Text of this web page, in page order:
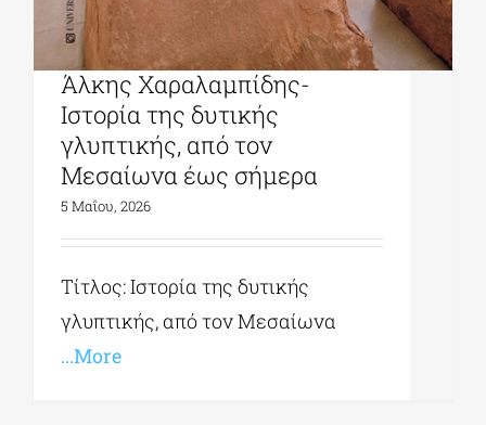
University Studio Press|
Άλκης Χαραλαμπίδης-
Ιστορία της δυτικής
γλυπτικής, από τον
Μεσαίωνα έως σήμερα
5 Μαΐου, 2026
Τίτλος: Ιστορία της δυτικής
γλυπτικής, από τον Μεσαίωνα
...More